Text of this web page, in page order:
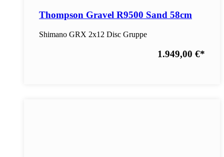
Thompson Gravel R9500 Sand 58cm
Shimano GRX 2x12 Disc Gruppe
1.949,00 €*